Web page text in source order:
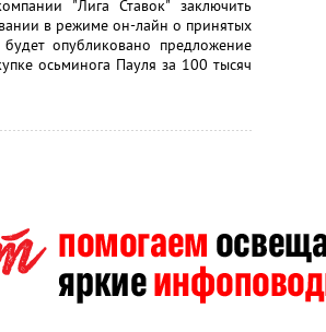
"Лига Ставок" заключить
в режиме он-лайн о принятых
опубликовано предложение
осьминога Пауля за 100 тысяч